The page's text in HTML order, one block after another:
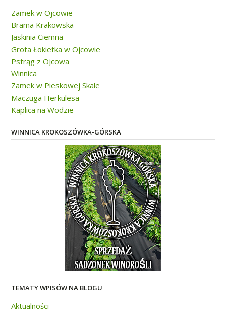
Zamek w Ojcowie
Brama Krakowska
Jaskinia Ciemna
Grota Łokietka w Ojcowie
Pstrąg z Ojcowa
Winnica
Zamek w Pieskowej Skale
Maczuga Herkulesa
Kaplica na Wodzie
WINNICA KROKOSZÓWKA-GÓRSKA
TEMATY WPISÓW NA BLOGU
Aktualności